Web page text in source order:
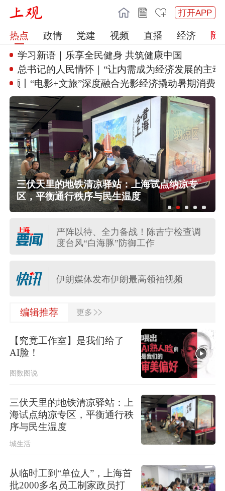
打开APP
热点 政情 党建 视频 直播
经济
学习新语｜乐享全民健身 共筑健康中国
总书记的人民情怀｜“让内需成为经济发展的主动力”
丨“电影+文旅”深度融合光影经济撬动暑期消费新蓝
三伏天里的地铁清凉驿站：上海试点纳凉专
区，平衡通行秩序与民生温度
严阵以待、全力备战！陈吉宁检查调
度台风“白海豚”防御工作
航行警告！南海部分海域进行军事训
练 禁止驶入
应急管理部针对安徽启动国家地质灾
害四级应急响应
伊朗媒体发布伊朗最高领袖视频
上海发布雷电黄色预警，请注意防
“白海豚”将正面“袭击”贯穿浙江
航行警告！南海部分海域进行军事训
练 禁止驶入
害四级应急响应
编辑推荐 更多 >>
【究竟工作室】是我们给了
AI脸！
图数图说
三伏天里的地铁清凉驿站：上
海试点纳凉专区，平衡通行秩
序与民生温度
城生活
从临时工到“单位人”，上海首
批2000多名员工制家政员打